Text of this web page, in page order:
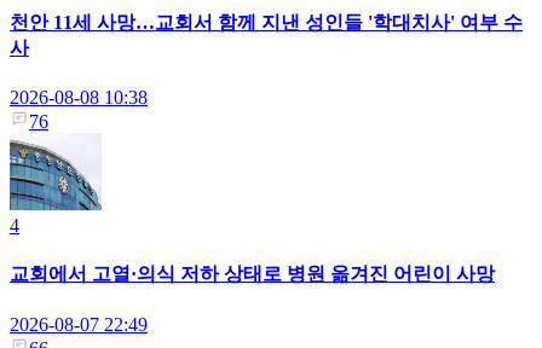
천안 11세 사망…교회서 함께 지낸 성인들 '학대치사' 여부 수
사
2026-08-08 10:38
76
4
교회에서 고열·의식 저하 상태로 병원 옮겨진 어린이 사망
2026-08-07 22:49